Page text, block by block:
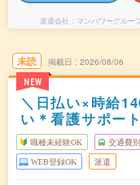
派遣会社 マンパワーグルー
未読
NEW
掲載日 2026/08/06
＼日払い×時給
い＊看護サポート
職種未経験OK 交通費
WEB登録OK 派遣